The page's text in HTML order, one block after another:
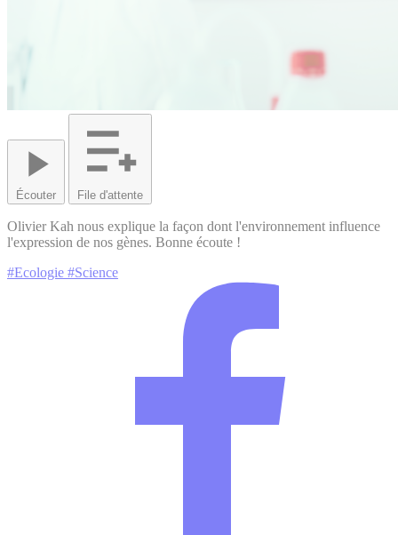
Écouter File d'attente
Olivier Kah nous explique la façon dont l'environnement influence
l'expression de nos gènes. Bonne écoute !
#Ecologie #Science